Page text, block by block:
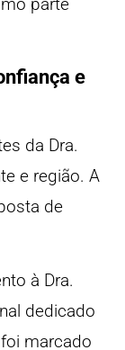
parte
e
da Dra.
e região. A
de
à Dra.
dedicado
marcado